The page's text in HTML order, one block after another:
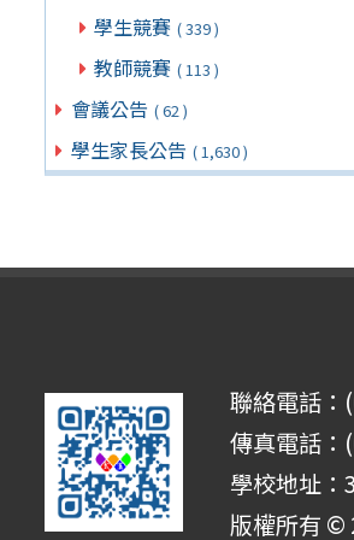
學生競賽 ( 339 )
教師競賽 ( 113 )
會議公告 ( 62 )
學生家長公告 ( 1,630 )
聯絡電話
傳真電話
學校地址：
版權所有 ©